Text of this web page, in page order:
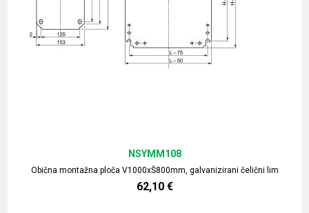
Obična montažna ploča V1000xŠ800mm, galvanizirani čelični lim
NSYMM108
62,10 €